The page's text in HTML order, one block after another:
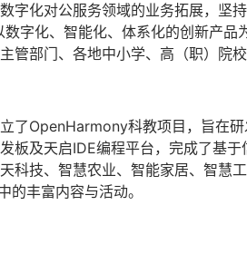
字化对公服务领域的业务拓展，坚
字化、智能化、体系化的创新产
管部门、各地中小学、高（职）院校
了OpenHarmony科教项目，旨在
板及天启IDE编程平台，完成了基
科技、智慧农业、智能家居、智慧
丰富内容与活动。